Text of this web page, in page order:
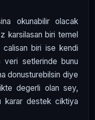
okunabilir olacak
karsilasan biri temel
biri ise kendi
veri setlerinde bunu
donusturebilsin diye
degerli olan sey,
karar destek ciktiya